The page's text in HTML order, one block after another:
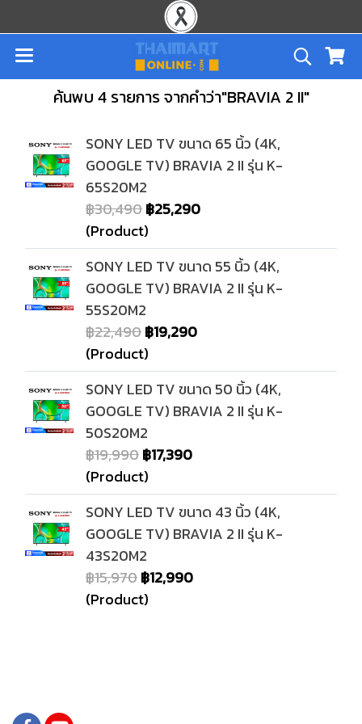
ค้นพบ 4 รายการ จากคำว่า"BRAVIA 2 II"
SONY LED TV ขนาด 65 นิ้ว (4K,
GOOGLE TV) BRAVIA 2 II รุ่น K-
65S20M2
฿30,490฿25,290
(Product)
SONY LED TV ขนาด 55 นิ้ว (4K,
GOOGLE TV) BRAVIA 2 II รุ่น K-
55S20M2
฿22,490฿19,290
(Product)
SONY LED TV ขนาด 50 นิ้ว (4K,
GOOGLE TV) BRAVIA 2 II รุ่น K-
50S20M2
฿19,990฿17,390
(Product)
SONY LED TV ขนาด 43 นิ้ว (4K,
GOOGLE TV) BRAVIA 2 II รุ่น K-
43S20M2
฿15,970฿12,990
(Product)